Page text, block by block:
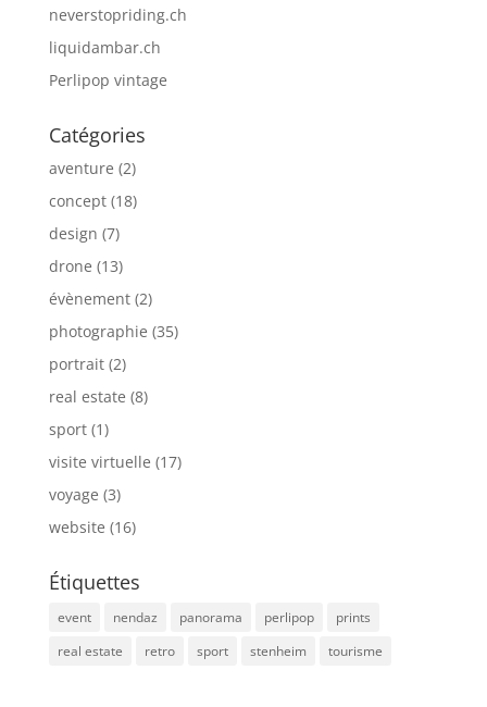
neverstopriding.ch
liquidambar.ch
Perlipop vintage
Catégories
aventure (2)
concept(18)
design (7)
drone (13)
évènement(2)
photographie (35)
portrait(2)
real estate (8)
sport(1)
visite virtuelle (17)
voyage (3)
website (16)
Étiquettes
event nendaz panorama perlipop
prints
real estate
retro sport stenheim tourisme